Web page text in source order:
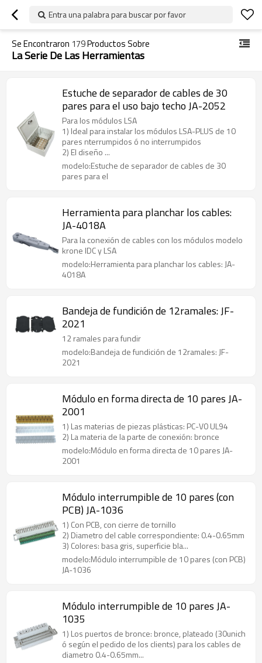
Entra una palabra para buscar por favor
Se Encontraron 179Productos Sobre
La Serie De Las Herramientas
Estuche de separador de cables de 30
pares para el uso bajo techo JA-2052
Para los módulos LSA
1) Ideal para instalar los módulos LSA-PLUS de 10
pares nterrumpidos ó no interrumpidos
2) El diseño ...
modelo:Estuche de separador de cables de 30
pares para el
Herramienta para planchar los cables:
JA-4018A
Para la conexión de cables con los módulos modelo
krone IDC y LSA
modelo:Herramienta para planchar los cables: JA-
4018A
Bandeja de fundición de 12ramales: JF-
2021
12 ramales para fundir
modelo:Bandeja de fundición de 12ramales: JF-
2021
Módulo en forma directa de 10 pares JA-
2001
1) Las materias de piezas plásticas: PC-V0 UL94
2) La materia de la parte de conexión: bronce
modelo:Módulo en forma directa de 10 pares JA-
2001
Módulo interrumpible de 10 pares (con
PCB) JA-1036
1) Con PCB, con cierre de tornillo
2) Diametro del cable correspondiente: 0.4-0.65mm
3) Colores: basa gris, superficie bla...
modelo:Módulo interrumpible de 10 pares (con PCB)
JA-1036
Módulo interrumpible de 10 pares JA-
1035
1) Los puertos de bronce: bronce, plateado (30unich
ó según el pedido de los clients) para los cables de
diametro 0.4-0.65mm...